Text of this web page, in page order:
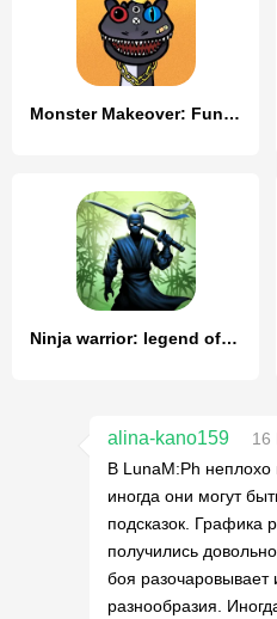
Monster Makeover: Fun Custom
Ninja warrior: legend of adven
alina-kano159
16
В LunaM:Ph неплохо
иногда они могут
подсказок. Графика
получились
боя разочаровывает
разнообразия.